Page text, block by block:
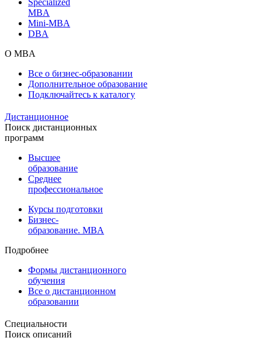
MBA
Mini-MBA
DBA
О MBA
Все о бизнес-образовании
Дополнительное образование
Подключайтесь к каталогу
Дистанционное
Поиск дистанционных
программ
Высшее
образование
Среднее
профессиональное
Курсы подготовки
Бизнес-
образование. MBA
Подробнее
Формы дистанционного
обучения
Все о дистанционном
образовании
Специальности
Поиск описаний